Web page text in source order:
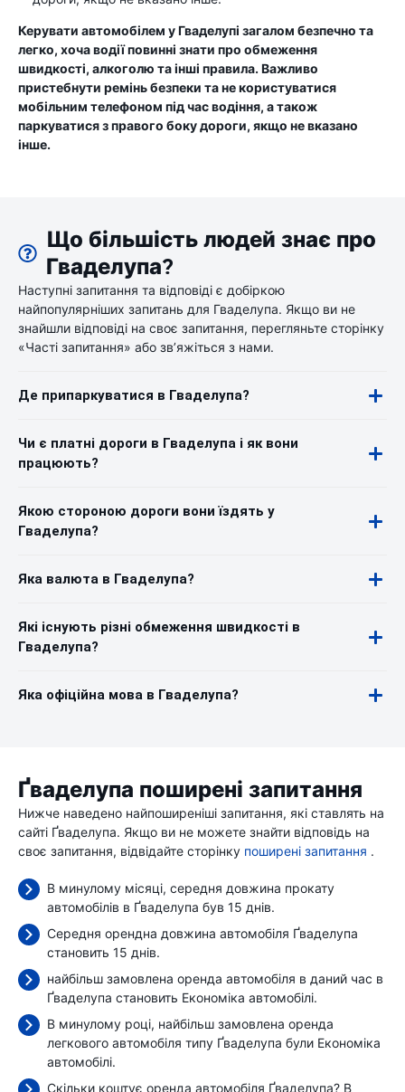
Керувати автомобілем у Гваделупі загалом безпечно та
легко, хоча водії повинні знати про обмеження
швидкості, алкоголю та інші правила. Важливо
пристебнути ремінь безпеки та не користуватися
мобільним телефоном під час водіння, а також
паркуватися з правого боку дороги, якщо не вказано
інше.
Що більшість людей знає про
Гваделупа?
Наступні запитання та відповіді є добіркою
найпопулярніших запитань для Гваделупа. Якщо ви не
знайшли відповіді на своє запитання, перегляньте сторінку
«Часті запитання» або зв’яжіться з нами.
Де припаркуватися в Гваделупа?
Чи є платні дороги в Гваделупа і як вони
працюють?
Якою стороною дороги вони їздять у
Гваделупа?
Яка валюта в Гваделупа?
Які існують різні обмеження швидкості в
Гваделупа?
Яка офіційна мова в Гваделупа?
Ґваделупа поширені запитання
Нижче наведено найпоширеніші запитання, які ставлять на
сайті Ґваделупа. Якщо ви не можете знайти відповідь на
своє запитання, відвідайте сторінку поширені запитання .
В минулому місяці, середня довжина прокату
автомобілів в Ґваделупа був 15 днів.
Середня орендна довжина автомобіля Ґваделупа
становить 15 днів.
найбільш замовлена оренда автомобіля в даний час в
Ґваделупа становить Економіка автомобілі.
В минулому році, найбільш замовлена оренда
легкового автомобіля типу Ґваделупа були Економіка
автомобілі.
Скільки коштує оренда автомобіля Ґваделупа? В